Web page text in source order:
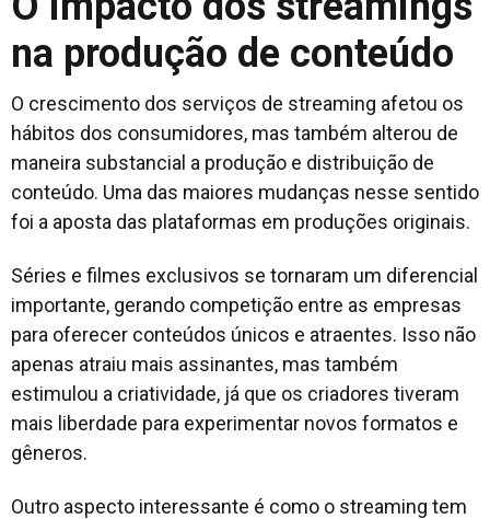
na produção de conteúdo
O crescimento dos serviços de streaming afetou os
hábitos dos consumidores, mas também alterou de
maneira substancial a produção e distribuição de
conteúdo. Uma das maiores mudanças nesse sentido
foi a aposta das plataformas em produções originais.
Séries e filmes exclusivos se tornaram um diferencial
importante, gerando competição entre as empresas
para oferecer conteúdos únicos e atraentes. Isso não
apenas atraiu mais assinantes, mas também
estimulou a criatividade, já que os criadores tiveram
mais liberdade para experimentar novos formatos e
gêneros.
Outro aspecto interessante é como o streaming tem